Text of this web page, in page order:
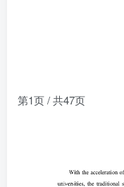
第1页 / 共47页